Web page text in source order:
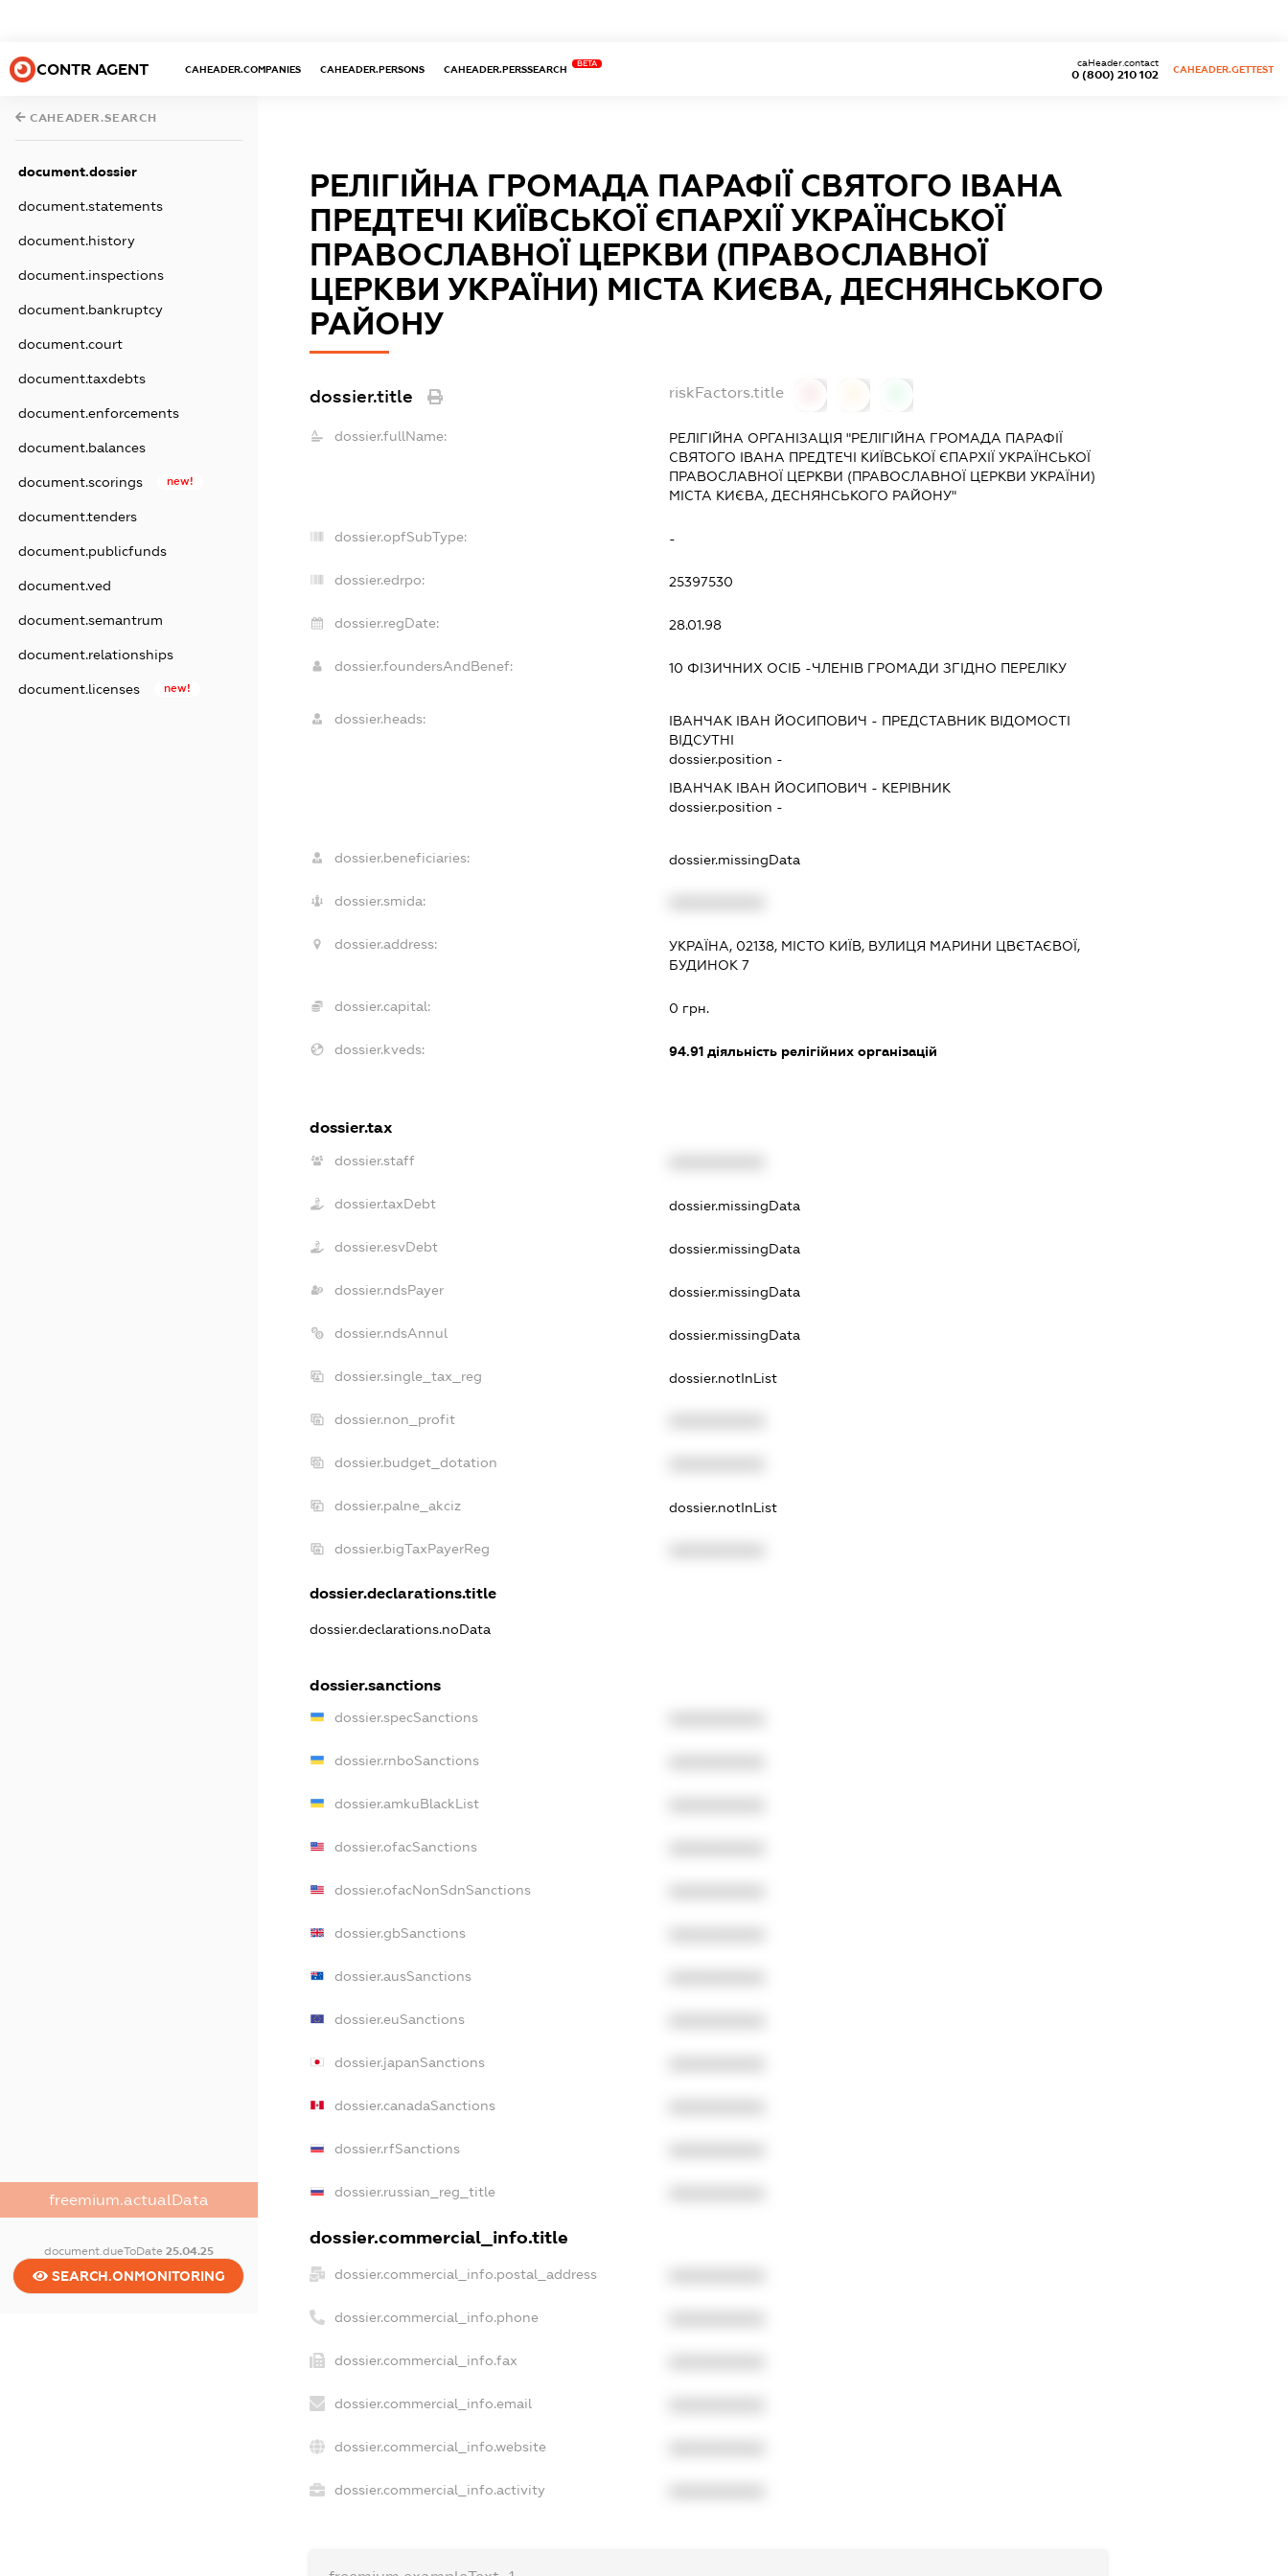
CONTR AGENT CAHEADER.COMPANIES CAHEADER.PERSONS CAHEADER.PERSSEARCH
BETA
0 (800) 210 102
caHeader.contact
CAHEADER.GETTEST
CAHEADER.SEARCH
document.dossier
document.statements
document.history
document.inspections
document.bankruptcy
document.court
document.taxdebts
document.enforcements
document.balances
document.scorings new!
document.tenders
document.publicfunds
document.ved
document.semantrum
document.relationships
document.licenses new!
freemium.actualData
document.dueToDate 25.04.25
SEARCH.ONMONITORING
РЕЛІГІЙНА ГРОМАДА ПАРАФІЇ СВЯТОГО ІВАНА
ПРЕДТЕЧІ КИЇВСЬКОЇ ЄПАРХІЇ УКРАЇНСЬКОЇ
ПРАВОСЛАВНОЇ ЦЕРКВИ (ПРАВОСЛАВНОЇ
ЦЕРКВИ УКРАЇНИ) МІСТА КИЄВА, ДЕСНЯНСЬКОГО
РАЙОНУ
dossier.title riskFactors.title
dossier.fullName:
РЕЛІГІЙНА ОРГАНІЗАЦІЯ "РЕЛІГІЙНА ГРОМАДА ПАРАФІЇ
СВЯТОГО ІВАНА ПРЕДТЕЧІ КИЇВСЬКОЇ ЄПАРХІЇ УКРАЇНСЬКОЇ
ПРАВОСЛАВНОЇ ЦЕРКВИ (ПРАВОСЛАВНОЇ ЦЕРКВИ УКРАЇНИ)
МІСТА КИЄВА, ДЕСНЯНСЬКОГО РАЙОНУ"
dossier.opfSubType: -
dossier.edrpo: 25397530
dossier.regDate: 28.01.98
dossier.foundersAndBenef: 10 ФІЗИЧНИХ ОСІБ -ЧЛЕНІВ ГРОМАДИ ЗГІДНО ПЕРЕЛІКУ
dossier.heads: ІВАНЧАК ІВАН ЙОСИПОВИЧ - ПРЕДСТАВНИКВІДОМОСТІ
ВІДСУТНІ
dossier.position -
ІВАНЧАК ІВАН ЙОСИПОВИЧ - КЕРІВНИК
dossier.position -
dossier.beneficiaries: dossier.missingData
dossier.smida:
dossier.address:
УКРАЇНА, 02138, МІСТО КИЇВ, ВУЛИЦЯ МАРИНИ ЦВЄТАЄВОЇ,
БУДИНОК 7
dossier.capital: 0 грн.
dossier.kveds: 94.91діяльність релігійних організацій
dossier.tax
dossier.staff
dossier.taxDebt dossier.missingData
dossier.esvDebt dossier.missingData
dossier.ndsPayer dossier.missingData
dossier.ndsAnnul dossier.missingData
dossier.single_tax_reg dossier.notInList
dossier.non_profit
dossier.budget_dotation
dossier.palne_akciz dossier.notInList
dossier.bigTaxPayerReg
dossier.declarations.title
dossier.declarations.noData
dossier.sanctions
dossier.specSanctions
dossier.rnboSanctions
dossier.amkuBlackList
dossier.ofacSanctions
dossier.ofacNonSdnSanctions
dossier.gbSanctions
dossier.ausSanctions
dossier.euSanctions
dossier.japanSanctions
dossier.canadaSanctions
dossier.rfSanctions
dossier.russian_reg_title
dossier.commercial_info.title
dossier.commercial_info.postal_address
dossier.commercial_info.phone
dossier.commercial_info.fax
dossier.commercial_info.email
dossier.commercial_info.website
dossier.commercial_info.activity